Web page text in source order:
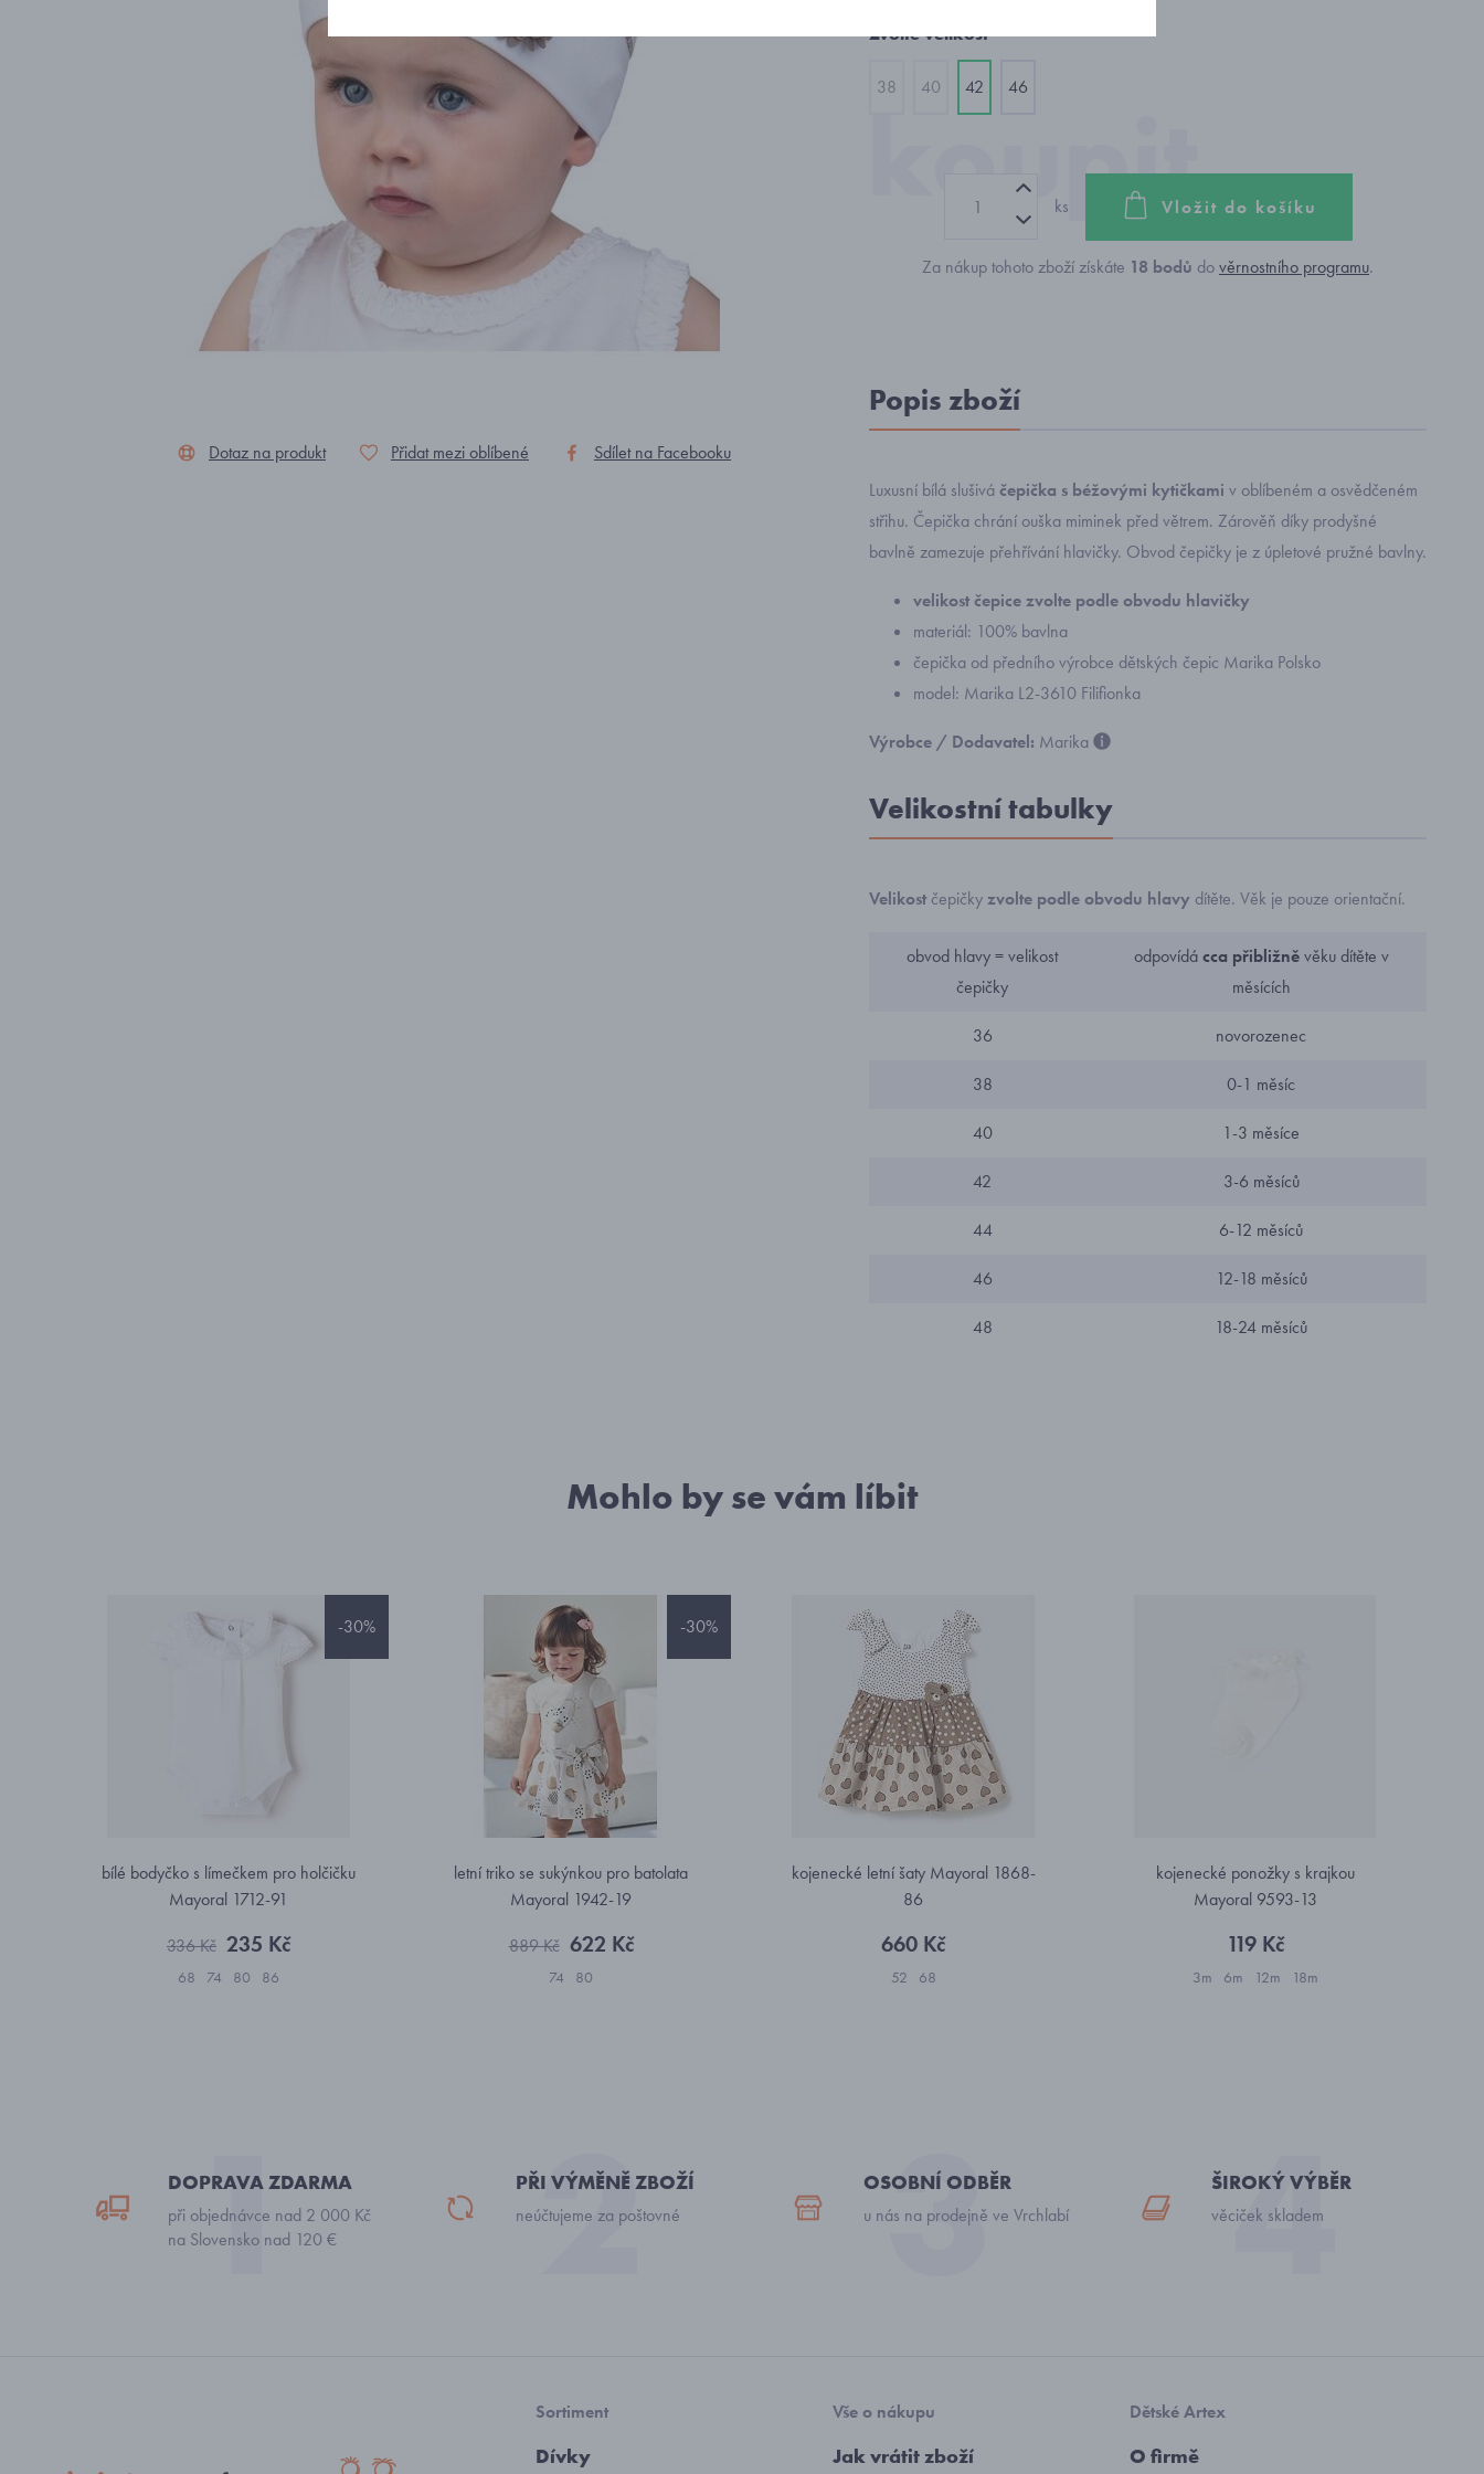
Dotaz na produkt Přidat mezi oblíbené Sdílet na Facebooku
Zvolte velikost
38 40 42 46
ks Vložit do košíku
Za nákup tohoto zboží získáte 18 bodů dověrnostního programu.
Popis zboží
Luxusní bílá slušivá čepička s béžovými kytičkami v oblíbeném a osvědčeném
střihu. Čepička chrání ouška miminek před větrem. Zárověň díky prodyšné
bavlně zamezuje přehřívání hlavičky. Obvod čepičky je z úpletové pružné bavlny.
velikost čepice zvolte podle obvodu hlavičky
materiál: 100% bavlna
čepička od předního výrobce dětských čepic Marika Polsko
model: Marika L2-3610 Filifionka
Výrobce / Dodavatel: Marika
Velikostní tabulky
Velikost čepičkyzvolte podle obvodu hlavy dítěte. Věk je pouze orientační.
obvod hlavy = velikost
čepičky
odpovídácca přibližněvěku dítěte v
měsících
36 novorozenec
38 0-1 měsíc
40 1-3 měsíce
42 3-6 měsíců
44 6-12 měsíců
46 12-18 měsíců
48 18-24 měsíců
Mohlo by se vám líbit
-30%
bílé bodyčko s límečkem pro holčičku
Mayoral 1712-91
336 Kč 235 Kč
68 74 80 86
-30%
letní triko se sukýnkou pro batolata
Mayoral 1942-19
889 Kč 622 Kč
74 80
kojenecké letní šaty Mayoral 1868-
86
660 Kč
52 68
kojenecké ponožky s krajkou
Mayoral 9593-13
119 Kč
3m 6m 12m 18m
DOPRAVA ZDARMA
při objednávce nad 2 000 Kč
na Slovensko nad 120 €
PŘI VÝMĚNĚ ZBOŽÍ
neúčtujeme za poštovné
OSOBNÍ ODBĚR
u nás na prodejně ve Vrchlabí
ŠIROKÝ VÝBĚR
věciček skladem
Sortiment
Dívky
Vše o nákupu
Jak vrátit zboží
Dětské Artex
O firmě